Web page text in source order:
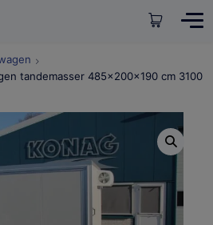
tandemasser 485x200x190 cm 3100